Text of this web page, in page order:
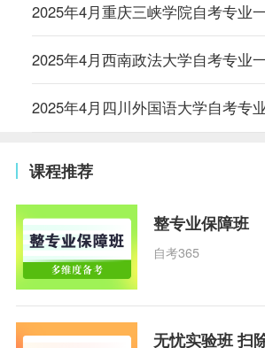
2025年4月重庆三峡学院自考专业
2025年4月西南政法大学自考专业
2025年4月四川外国语大学自考专
课程推荐
整专业保障班
自考365
无忧实验班 扫